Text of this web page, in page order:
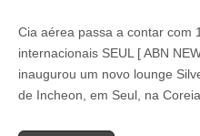
Cia aérea passa a contar com
internacionais SEUL [ ABN
inaugurou um novo lounge
de Incheon, em Seul, na